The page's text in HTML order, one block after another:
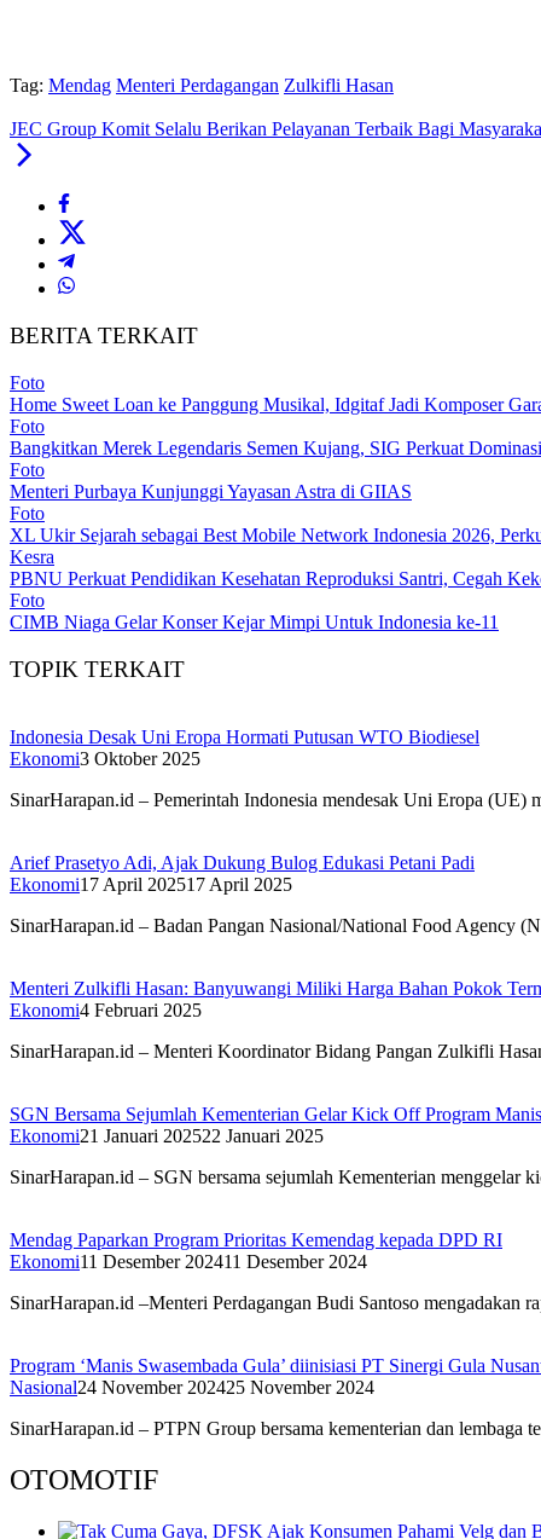
Tag: Mendag Menteri Perdagangan Zulkifli Hasan
JEC Group Komit Selalu Berikan Pelayanan Terbaik Bagi
BERITA TERKAIT
Foto
Home Sweet Loan ke Panggung Musikal, Idgitaf Jadi Komposer
Foto
Bangkitkan Merek Legendaris Semen Kujang, SIG Perkuat
Foto
Menteri Purbaya Kunjunggi Yayasan Astra di GIIAS
Foto
XL Ukir Sejarah sebagai Best Mobile Network Indonesia 2026,
Kesra
PBNU Perkuat Pendidikan Kesehatan Reproduksi Santri, Cegah
Foto
CIMB Niaga Gelar Konser Kejar Mimpi Untuk Indonesia ke-11
TOPIK TERKAIT
Indonesia Desak Uni Eropa Hormati Putusan WTO Biodiesel
Ekonomi3 Oktober 2025
SinarHarapan.id – Pemerintah Indonesia mendesak Uni Eropa
Arief Prasetyo Adi, Ajak Dukung Bulog Edukasi Petani Padi
Ekonomi17 April 202517 April 2025
SinarHarapan.id – Badan Pangan Nasional/National Food Agency
Menteri Zulkifli Hasan: Banyuwangi Miliki Harga Bahan Pokok
Ekonomi4 Februari 2025
SinarHarapan.id – Menteri Koordinator Bidang Pangan Zulkifli
SGN Bersama Sejumlah Kementerian Gelar Kick Off Program Manis
Ekonomi21 Januari 202522 Januari 2025
SinarHarapan.id – SGN bersama sejumlah Kementerian
Mendag Paparkan Program Prioritas Kemendag kepada DPD RI
Ekonomi11 Desember 202411 Desember 2024
SinarHarapan.id –Menteri Perdagangan Budi Santoso
Program ‘Manis Swasembada Gula’ diinisiasi PT Sinergi Gula
Nasional24 November 202425 November 2024
SinarHarapan.id – PTPN Group bersama kementerian dan
OTOMOTIF